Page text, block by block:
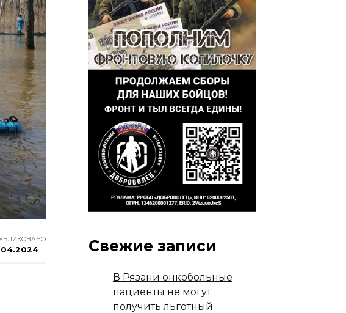
Свежие записи
В Рязани онкобольные
пациенты не могут
получить льготный